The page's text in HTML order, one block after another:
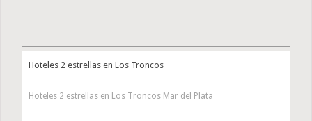
Hoteles 2 estrellas en Los Troncos
Hoteles 2 estrellas en Los Troncos Mar del Plata